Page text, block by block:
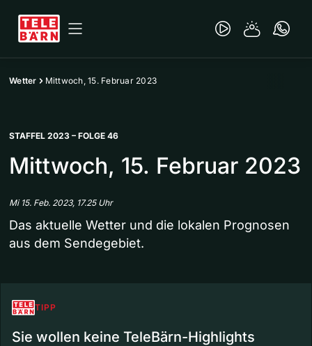
Wetter Mittwoch, 15. Februar 2023
STAFFEL 2023 – FOLGE 46
Mittwoch, 15. Februar 2023
Mi 15. Feb. 2023, 17.25 Uhr
Das aktuelle Wetter und die lokalen Prognosen
aus dem Sendegebiet.
TIPP
Sie wollen keine TeleBärn-Highlights